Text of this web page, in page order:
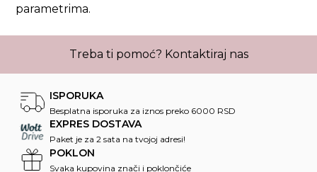
parametrima.
Treba ti pomoć? Kontaktiraj nas
ISPORUKA
Besplatna isporuka za iznos preko 6000 RSD
EXPRES DOSTAVA
Paket je za 2 sata na tvojoj adresi!
POKLON
Svaka kupovina znači i poklončiće